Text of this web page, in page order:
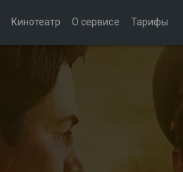
Кинотеатр О сервисе Тарифы